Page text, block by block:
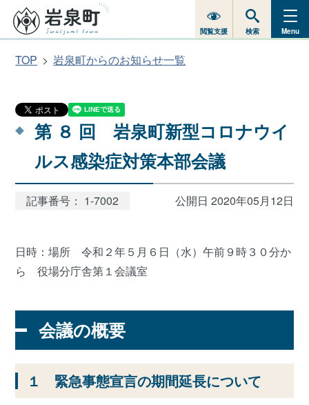
閲覧支援 検索 Menu
TOP 岩泉町からのお知らせ一覧
第 ８ 回 岩泉町新型コロナウイ
ルス感染症対策本部会議
記事番号： 1-7002 公開日 2020年05月12日
日時：場所 令和２年５月６日（水）午前９時３０分か
ら 役場分庁舎第１会議室
会議の概要
１ 緊急事態宣言の期間延長について